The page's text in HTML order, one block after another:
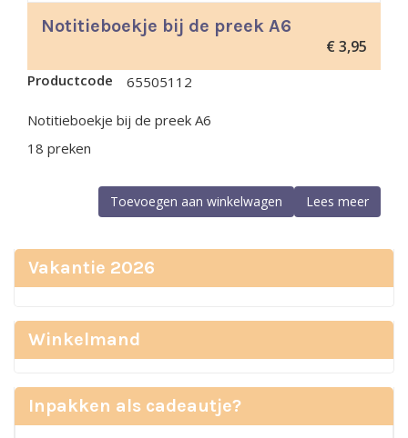
Notitieboekje bij de preek A6
€3,95
Productcode 65505112
Notitieboekje bij de preek A6
18 preken
Lees meer
Toevoegen aan winkelwagen
Vakantie 2026
Winkelmand
Inpakken als cadeautje?